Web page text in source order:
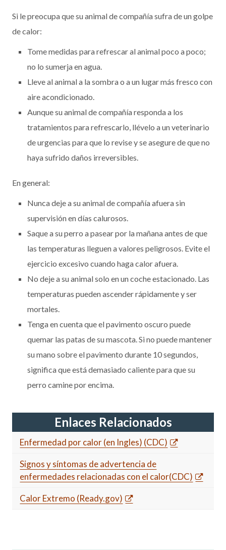
Si le preocupa que su animal de compañía sufra de un golpe
de calor:
Tome medidas para refrescar al animal poco a poco;
no lo sumerja en agua.
Lleve al animal a la sombra o a un lugar más fresco con
aire acondicionado.
Aunque su animal de compañía responda a los
tratamientos para refrescarlo, llévelo a un veterinario
de urgencias para que lo revise y se asegure de que no
haya sufrido daños irreversibles.
En general:
Nunca deje a su animal de compañía afuera sin
supervisión en días calurosos.
Saque a su perro a pasear por la mañana antes de que
las temperaturas lleguen a valores peligrosos. Evite el
ejercicio excesivo cuando haga calor afuera.
No deje a su animal solo en un coche estacionado. Las
temperaturas pueden ascender rápidamente y ser
mortales.
Tenga en cuenta que el pavimento oscuro puede
quemar las patas de su mascota. Si no puede mantener
su mano sobre el pavimento durante 10 segundos,
significa que está demasiado caliente para que su
perro camine por encima.
Enlaces Relacionados
Enfermedad por calor (en Ingles) (CDC)
Signos y síntomas de advertencia de
enfermedades relacionadas con el calor(CDC)
Calor Extremo (Ready.gov)